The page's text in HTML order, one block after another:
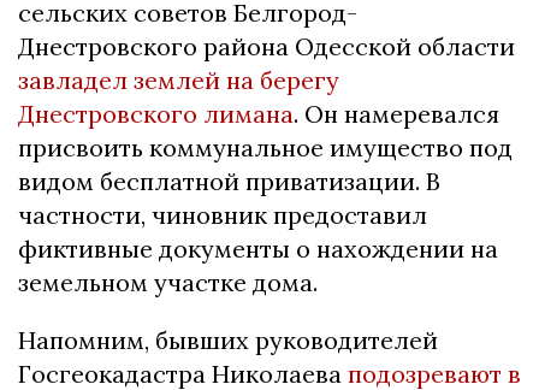
сельских советов Белгород-
Днестровского района Одесской области
завладел землей на берегу
Днестровского лимана. Он намеревался
присвоить коммунальное имущество под
видом бесплатной приватизации. В
частности, чиновник предоставил
фиктивные документы о нахождении на
земельном участке дома.
Напомним, бывших руководителей
Госгеокадастра Николаева подозревают в